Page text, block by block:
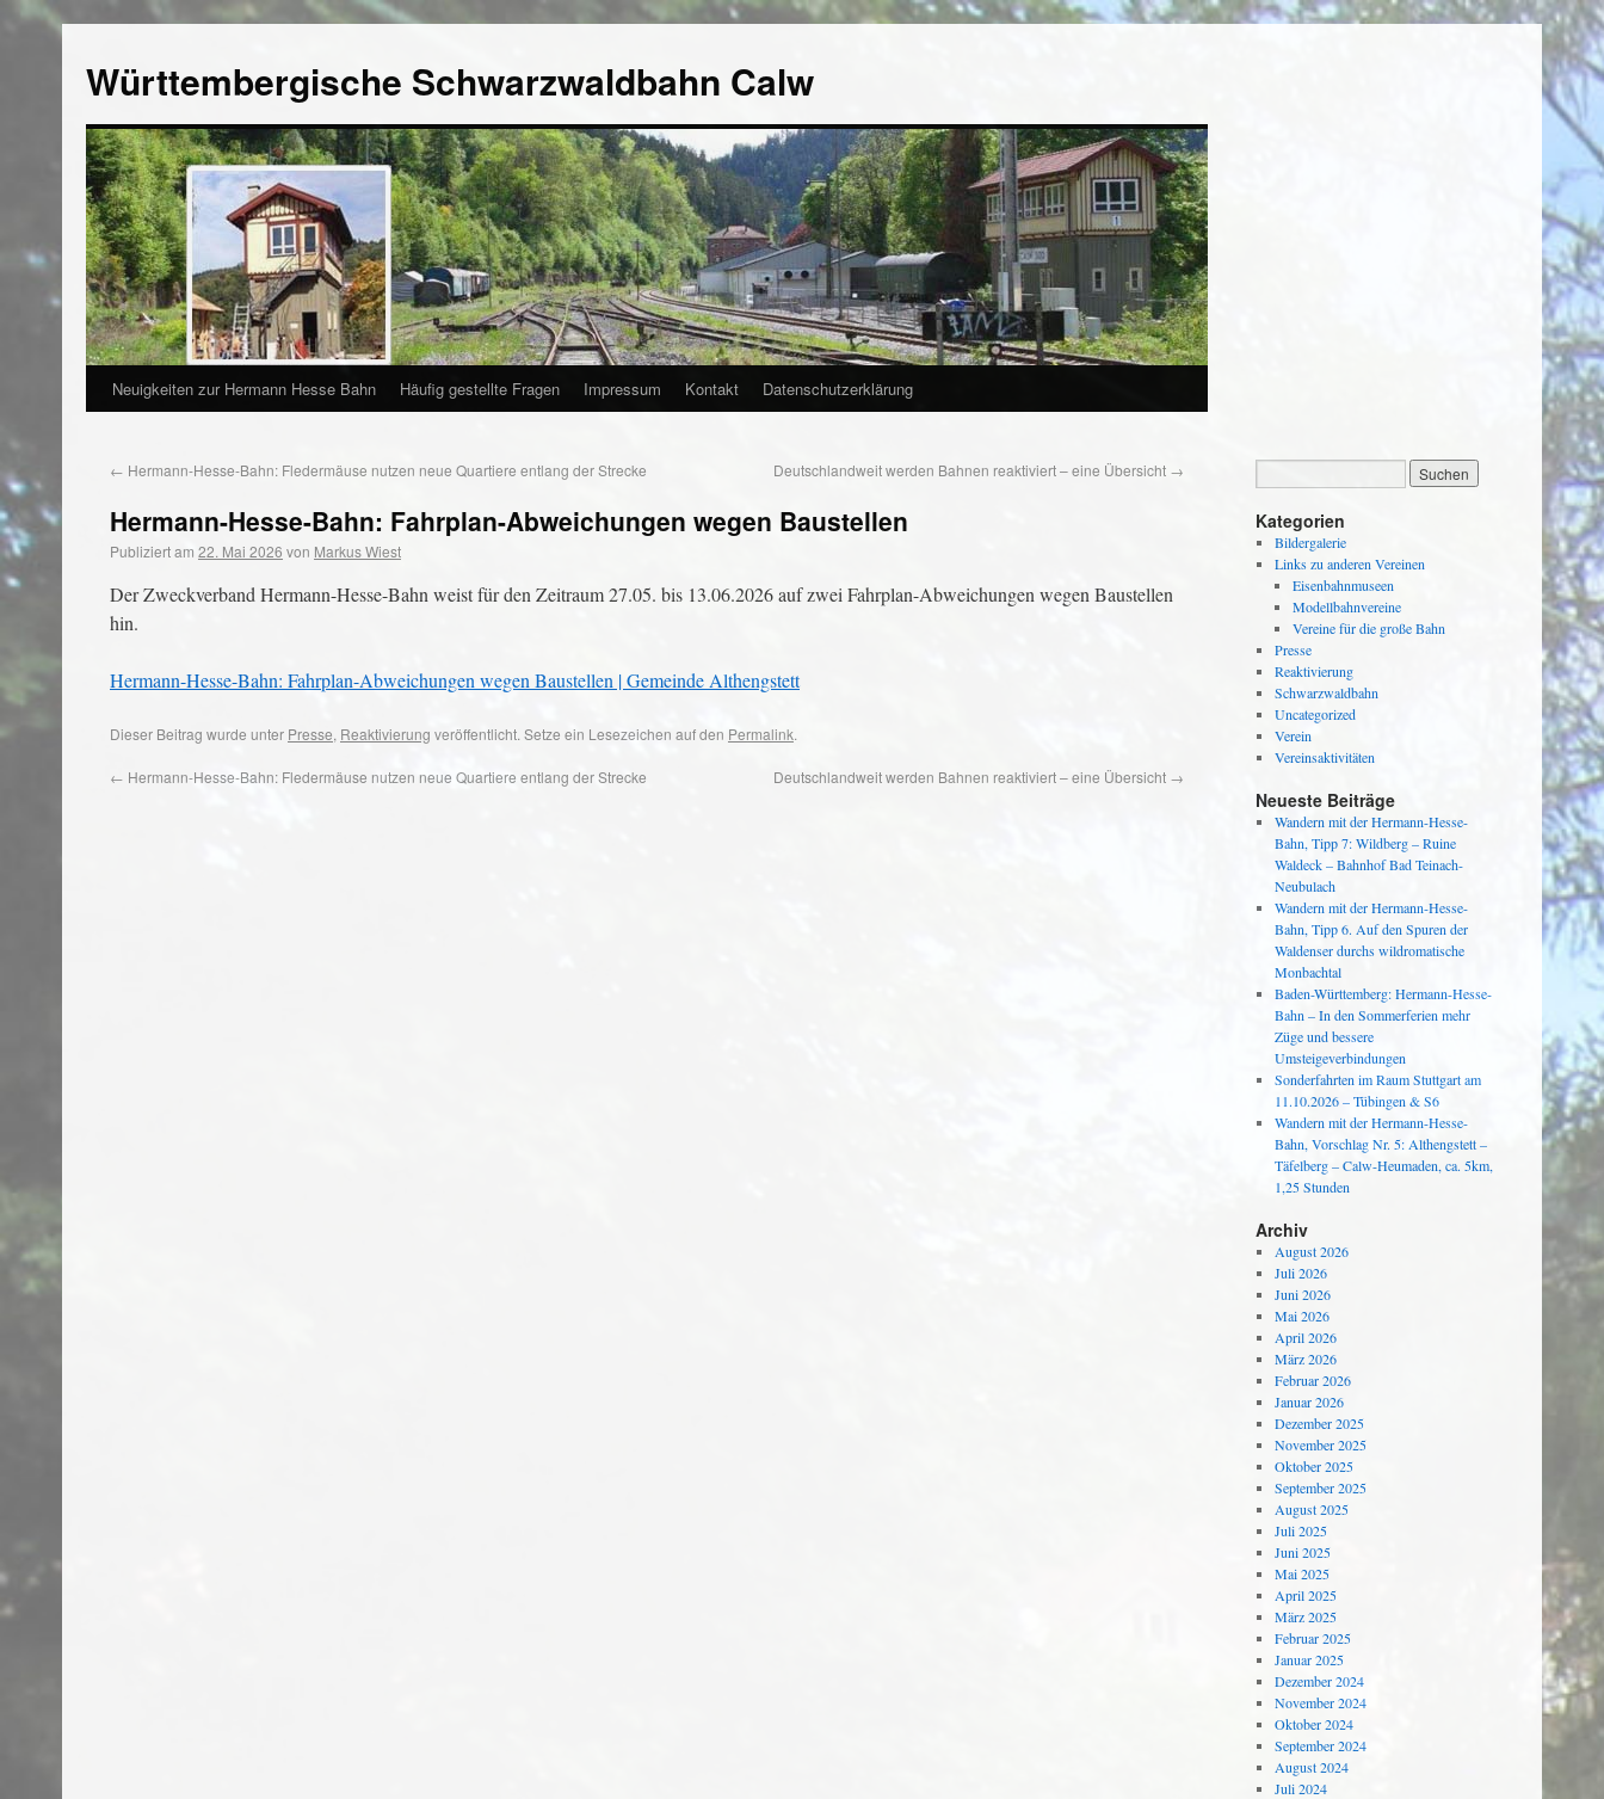
Württembergische Schwarzwaldbahn Calw
Neuigkeiten zur Hermann Hesse Bahn Häufig gestellte Fragen Impressum Kontakt Datenschutzerklärung
← Hermann-Hesse-Bahn: Fledermäuse nutzen neue Quartiere entlang der Strecke Deutschlandweit werden Bahnen reaktiviert – eine Übersicht →
Hermann-Hesse-Bahn: Fahrplan-Abweichungen wegen Baustellen
Publiziert am 22. Mai 2026 von Markus Wiest
Der Zweckverband Hermann-Hesse-Bahn weist für den Zeitraum 27.05. bis 13.06.2026 auf zwei Fahrplan-Abweichungen wegen Baustellen
hin.
Hermann-Hesse-Bahn: Fahrplan-Abweichungen wegen Baustellen | Gemeinde Althengstett
Dieser Beitrag wurde unter Presse, Reaktivierung veröffentlicht. Setze ein Lesezeichen auf den Permalink.
← Hermann-Hesse-Bahn: Fledermäuse nutzen neue Quartiere entlang der Strecke Deutschlandweit werden Bahnen reaktiviert – eine Übersicht →
Kategorien
Bildergalerie
Links zu anderen Vereinen
Eisenbahnmuseen
Modellbahnvereine
Vereine für die große Bahn
Presse
Reaktivierung
Schwarzwaldbahn
Uncategorized
Verein
Vereinsaktivitäten
Neueste Beiträge
Wandern mit der Hermann-Hesse-
Bahn, Tipp 7: Wildberg – Ruine
Waldeck – Bahnhof Bad Teinach-
Neubulach
Wandern mit der Hermann-Hesse-
Bahn, Tipp 6. Auf den Spuren der
Waldenser durchs wildromatische
Monbachtal
Baden-Württemberg: Hermann-Hesse-
Bahn – In den Sommerferien mehr
Züge und bessere
Umsteigeverbindungen
Sonderfahrten im Raum Stuttgart am
11.10.2026 – Tübingen & S6
Wandern mit der Hermann-Hesse-
Bahn, Vorschlag Nr. 5: Althengstett –
Täfelberg – Calw-Heumaden, ca. 5km,
1,25 Stunden
Archiv
August 2026
Juli 2026
Juni 2026
Mai 2026
April 2026
März 2026
Februar 2026
Januar 2026
Dezember 2025
November 2025
Oktober 2025
September 2025
August 2025
Juli 2025
Juni 2025
Mai 2025
April 2025
März 2025
Februar 2025
Januar 2025
Dezember 2024
November 2024
Oktober 2024
September 2024
August 2024
Juli 2024